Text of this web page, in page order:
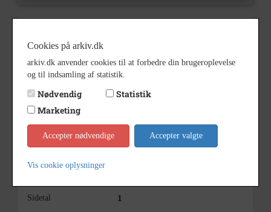
Type
Illustrationer Nej
Forfatter(e) Gaarsmand, Bodil
Indholdsnote
Årstal
Sidetal 1
Cookies på arkiv.dk
arkiv.dk anvender cookies til at forbedre din brugeroplevelse
og til indsamling af statistik.
Nødvendig
Statistik
Marketing
Accepter nødvendige Accepter valgte
Vis cookie oplysninger